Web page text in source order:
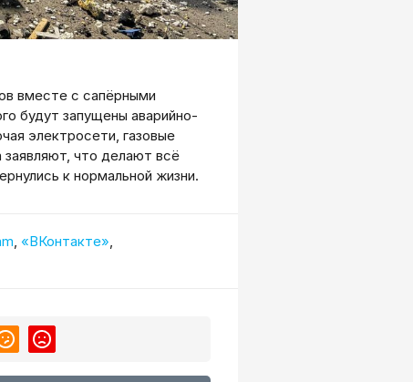
вместе с сапёрными
будут запущены аварийно-
электросети, газовые
заявляют, что делают всё
к нормальной жизни.
«ВКонтакте»